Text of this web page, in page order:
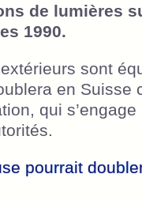
de lumières
1990.
sont
en Suisse
qui
pourrait